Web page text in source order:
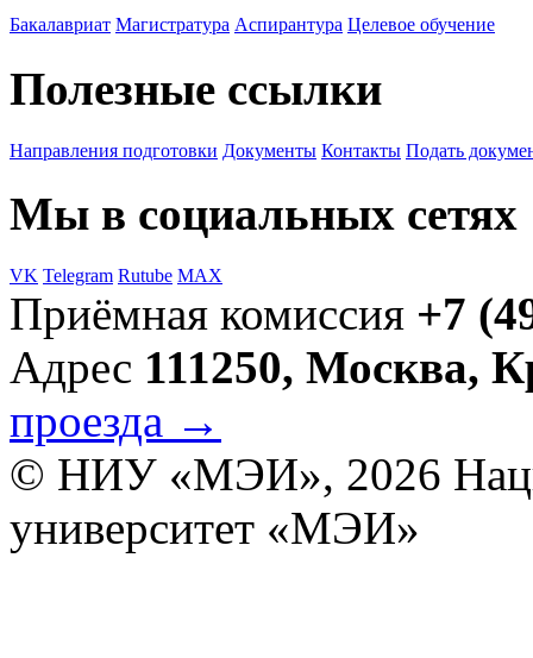
Бакалавриат Магистратура Аспирантура Целевое обучение
Полезные ссылки
Направления подготовки Документы Контакты Подать
Мы в социальных сетях
VK Telegram Rutube MAX
Приёмная комиссия +7
Адрес 111250, Москва,
проезда →
© НИУ «МЭИ», 2026
университет «МЭИ»